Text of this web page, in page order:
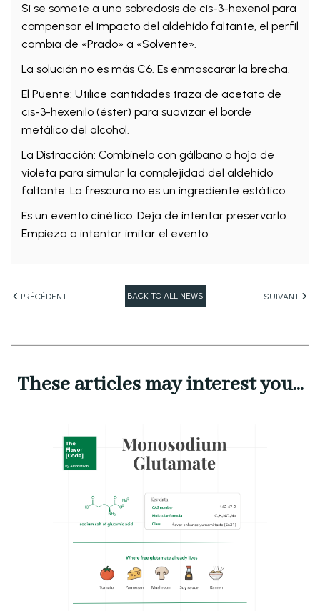
Si se somete a una sobredosis de cis-3-hexenol para
compensar el impacto del aldehído faltante, el perfil
cambia de «Prado» a «Solvente».
La solución no es más C6. Es enmascarar la brecha.
El Puente: Utilice cantidades traza de acetato de
cis-3-hexenilo (éster) para suavizar el borde
metálico del alcohol.
La Distracción: Combínelo con gálbano o hoja de
violeta para simular la complejidad del aldehído
faltante. La frescura no es un ingrediente estático.
Es un evento cinético. Deja de intentar preservarlo.
Empieza a intentar imitar el evento.
PRÉCÉDENT BACK TO ALL NEWS SUIVANT
These articles may interest you...